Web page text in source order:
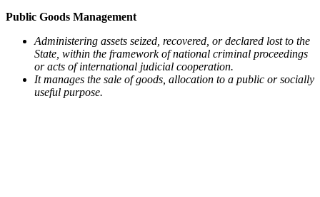
Public Goods Management
Administering assets seized, recovered, or declared lost to the
State, within the framework of national criminal proceedings
or acts of international judicial cooperation.
It manages the sale of goods, allocation to a public or socially
useful purpose.